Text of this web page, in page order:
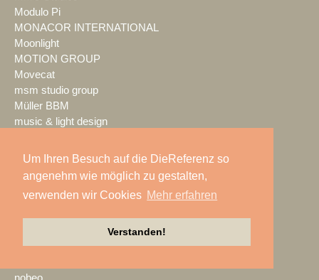
Um Ihren Besuch auf die DieReferenz so
angenehm wie möglich zu gestalten,
verwenden wir Cookies Mehr erfahren
Verstanden!
Modulo Pi
MONACOR INTERNATIONAL
Moonlight
MOTION GROUP
Movecat
msm studio group
Müller BBM
music & light design
NEC Display Solutions
Neumann&Müller
Neumann.Berlin
NIEMEIER Event Tools
nobeo